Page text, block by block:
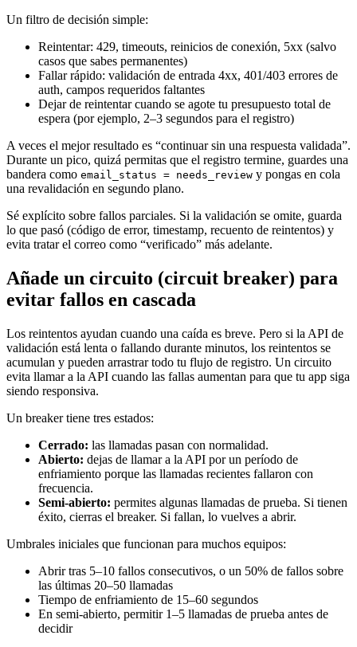
Un filtro de decisión simple:
Reintentar: 429, timeouts, reinicios de conexión, 5xx (salvo
casos que sabes permanentes)
Fallar rápido: validación de entrada 4xx, 401/403 errores de
auth, campos requeridos faltantes
Dejar de reintentar cuando se agote tu presupuesto total de
espera (por ejemplo, 2–3 segundos para el registro)
A veces el mejor resultado es “continuar sin una respuesta validada”.
Durante un pico, quizá permitas que el registro termine, guardes una
bandera como email_status = needs_review y pongas en cola
una revalidación en segundo plano.
Sé explícito sobre fallos parciales. Si la validación se omite, guarda
lo que pasó (código de error, timestamp, recuento de reintentos) y
evita tratar el correo como “verificado” más adelante.
Añade un circuito (circuit breaker) para
evitar fallos en cascada
Los reintentos ayudan cuando una caída es breve. Pero si la API de
validación está lenta o fallando durante minutos, los reintentos se
acumulan y pueden arrastrar todo tu flujo de registro. Un circuito
evita llamar a la API cuando las fallas aumentan para que tu app siga
siendo responsiva.
Un breaker tiene tres estados:
Cerrado: las llamadas pasan con normalidad.
Abierto: dejas de llamar a la API por un período de
enfriamiento porque las llamadas recientes fallaron con
frecuencia.
Semi-abierto: permites algunas llamadas de prueba. Si tienen
éxito, cierras el breaker. Si fallan, lo vuelves a abrir.
Umbrales iniciales que funcionan para muchos equipos:
Abrir tras 5–10 fallos consecutivos, o un 50% de fallos sobre
las últimas 20–50 llamadas
Tiempo de enfriamiento de 15–60 segundos
En semi-abierto, permitir 1–5 llamadas de prueba antes de
decidir